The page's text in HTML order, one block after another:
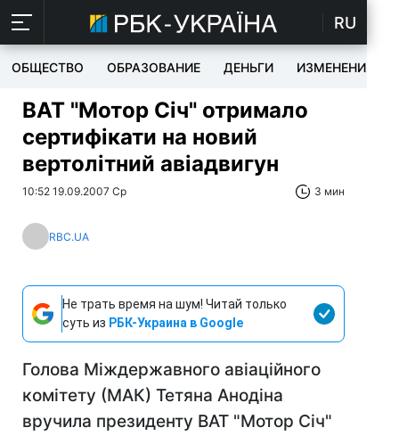
RU
ОБЩЕСТВО ОБРАЗОВАНИЕ ДЕНЬГИ ИЗМЕНЕНИЯ
ВАТ "Мотор Сiч" отримало
сертифікати на новий
вертолітний авіадвигун
10:52 19.09.2007 Ср 3 мин
RBC.UA
Не трать время на шум! Читай только
суть из РБК-Украина в Google
Голова Міждержавного авіаційного
комітету (МАК) Тетяна Анодіна
вручила президенту ВАТ "Мотор Сiч"